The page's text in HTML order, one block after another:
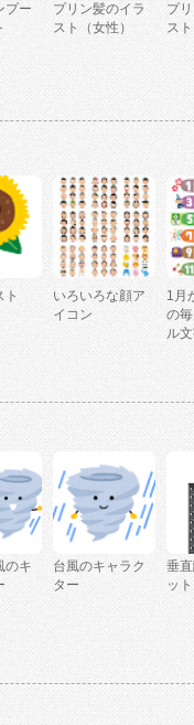
プー
プリン髪のイラ
スト（女性）
プ
スト
ト
いろいろな顔ア
イコン
1月
の
ル
のキ
台風のキャラク
ター
垂
ッ